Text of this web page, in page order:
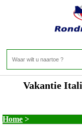
Vakantie
Home >